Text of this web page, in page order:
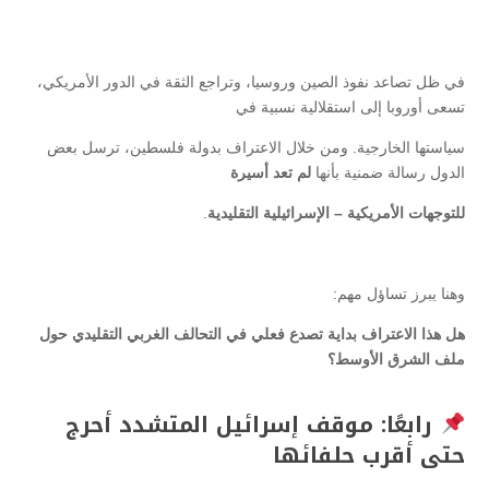
في ظل تصاعد نفوذ الصين وروسيا، وتراجع الثقة في الدور الأمريكي،
تسعى أوروبا إلى استقلالية نسبية في
سياستها الخارجية. ومن خلال الاعتراف بدولة فلسطين، ترسل بعض
الدول رسالة ضمنية بأنها لم تعد أسيرة
للتوجهات الأمريكية – الإسرائيلية التقليدية.
وهنا يبرز تساؤل مهم:
هل هذا الاعتراف بداية تصدع فعلي في التحالف الغربي التقليدي حول
ملف الشرق الأوسط؟
رابعًا: موقف إسرائيل المتشدد أحرج
حتى أقرب حلفائها